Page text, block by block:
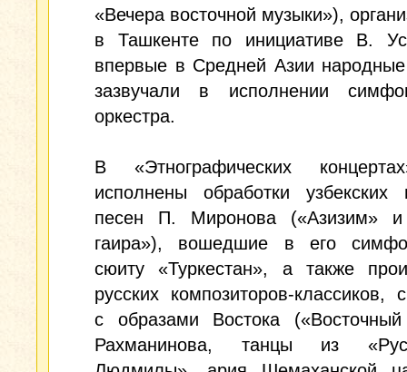
«Вечера восточной музыки»),
в Ташкенте по инициативе В.
впервые в Средней Азии
зазвучали в исполнении
оркестра.
В «Этнографических
исполнены обработки узбекских
песен П. Миронова («Азизим» и
гаира»), вошедшие в его
сюиту «Туркестан», а также
русских композиторов-классиков,
с образами Востока
Рахманинова, танцы из